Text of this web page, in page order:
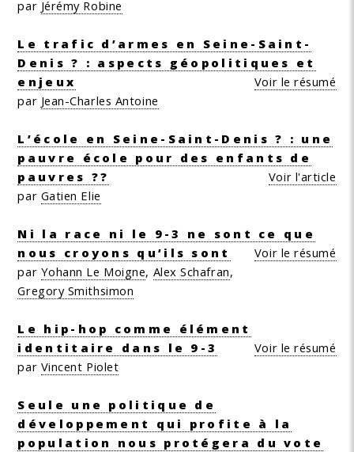
par Jérémy Robine
Le trafic d’armes en Seine-Saint-
Denis ? : aspects géopolitiques et
enjeux
Voir le résumé
par Jean-Charles Antoine
L’école en Seine-Saint-Denis ? : une
pauvre école pour des enfants de
pauvres ??
Voir l'article
par Gatien Elie
Ni la race ni le 9-3 ne sont ce que
nous croyons qu’ils sont
Voir le résumé
par Yohann Le Moigne, Alex Schafran,
Gregory Smithsimon
Le hip-hop comme élément
identitaire dans le 9-3
Voir le résumé
par Vincent Piolet
Seule une politique de
développement qui profite à la
population nous protégera du vote